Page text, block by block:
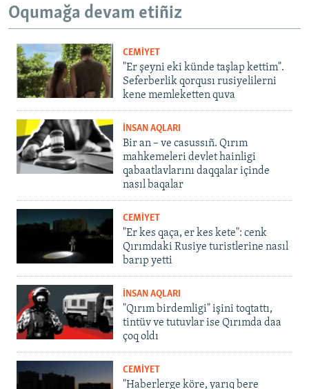
Oqumağa devam etiñiz
CEMİYET
"Er şeyni eki künde taşlap kettim".
Seferberlik qorqusı rusiyelilerni
kene memleketten quva
İNSAN AQLARI
Bir an – ve casussıñ. Qırım
mahkemeleri devlet hainligi
qabaatlavlarını daqqalar içinde
nasıl baqalar
CEMİYET
"Er kes qaça, er kes kete": cenk
Qırımdaki Rusiye turistlerine nasıl
barıp yetti
İNSAN AQLARI
"Qırım birdemligi" işini toqtattı,
tintüv ve tutuvlar ise Qırımda daa
çoq oldı
CEMİYET
"Haberlerge köre, yarıq bere